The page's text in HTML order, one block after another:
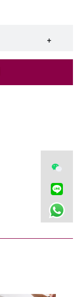
+